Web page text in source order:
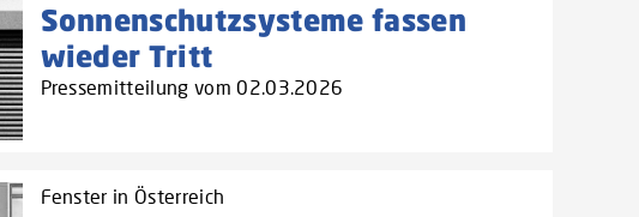
Sonnenschutzsysteme fassen
wieder Tritt
Pressemitteilung vom 02.03.2026
Fenster in Österreich